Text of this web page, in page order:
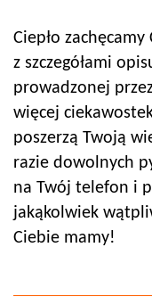
Ciepło
z szczegółami
prowadzonej
więcej
poszerzą Twoją
razie dowolnych
na Twój telefon i
jakąkolwiek
Ciebie mamy!